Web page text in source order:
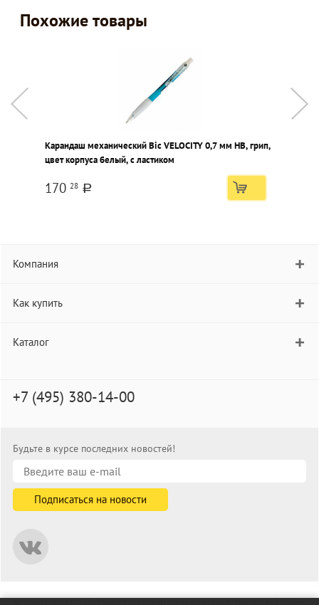
Похожие товары
Карандаш механический Bic VELOCITY 0,7 мм НВ, грип,
цвет корпуса белый, с ластиком
170 28 a
Компания
Как купить
Каталог
+7 (495) 380-14-00
Будьте в курсе последних новостей!
© informat.ru — Интернет-магазин канцелярских товаров. 2001—